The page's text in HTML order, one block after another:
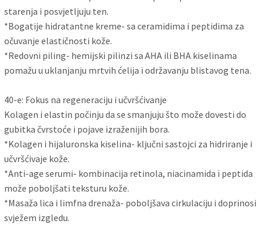
starenja i posvjetljuju ten.
*Bogatije hidratantne kreme- sa ceramidima i peptidima za
očuvanje elastičnosti kože.
*Redovni piling- hemijski pilinzi sa AHA ili BHA kiselinama
pomažu u uklanjanju mrtvih ćelija i održavanju blistavog tena.
40-e: Fokus na regeneraciju i učvršćivanje
Kolagen i elastin počinju da se smanjuju što može dovesti do
gubitka čvrstoće i pojave izraženijih bora.
*Kolagen i hijaluronska kiselina- ključni sastojci za hidriranje i
učvršćivaje kože.
*Anti-age serumi- kombinacija retinola, niacinamida i peptida
može poboljšati teksturu kože.
*Masaža lica i limfna drenaža- poboljšava cirkulaciju i doprinosi
svježem izgledu.